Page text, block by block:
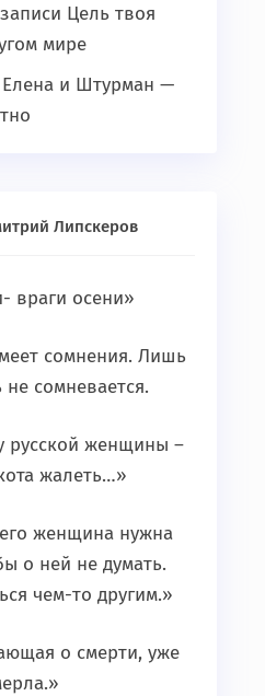
Цель твоя
мире
Елена и Штурман —
Липскеров
враги осени»
сомнения. Лишь
не сомневается.
русской женщины –
жалеть…»
женщина нужна
о ней не думать.
чем-то другим.»
о смерти, уже